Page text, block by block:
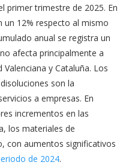
primer trimestre de 2025. En
un 12% respecto al mismo
anual se registra un
afecta principalmente a
y Cataluña. Los
son la
a empresas. En
incrementos en las
los materiales de
con aumentos significativos
de 2024.